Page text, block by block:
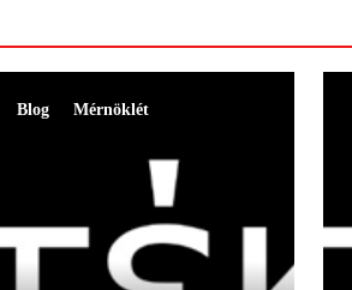
Blog Mérnöklét